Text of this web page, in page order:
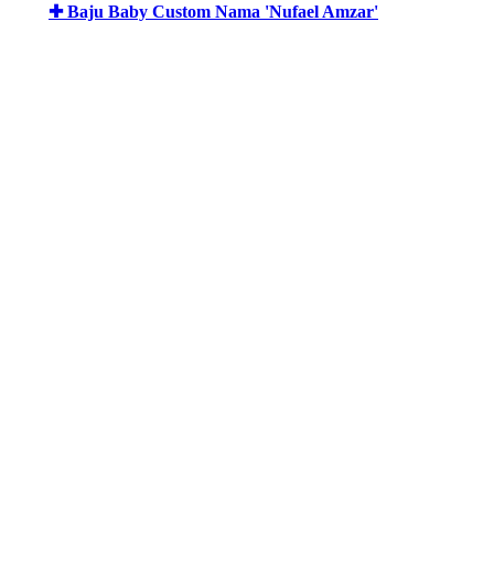
✚ Baju Baby Custom Nama 'Nufael Amzar'